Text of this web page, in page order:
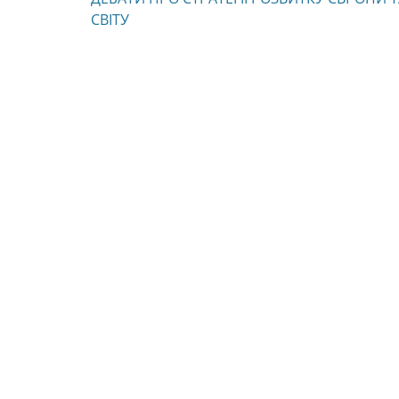
записів
post:
СВІТУ